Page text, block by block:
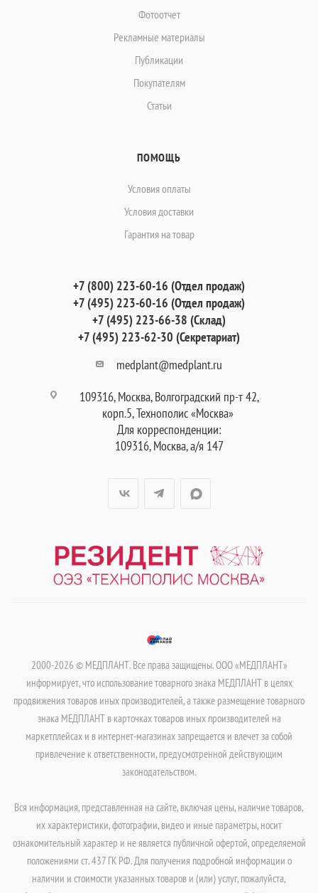
Фотоотчет
Рекламные материалы
Публикации
Покупателям
Статьи
ПОМОЩЬ
Условия оплаты
Условия доставки
Гарантия на товар
+7 (800) 223-60-16 (Отдел продаж)
+7 (495) 223-60-16 (Отдел продаж)
+7 (495) 223-66-38 (Склад)
+7 (495) 223-62-30 (Секретариат)
medplant@medplant.ru
109316, Москва, Волгоградский пр-т 42,
корп.5, Технополис «Москва»
Для корреспонденции:
109316, Москва, а/я 147
2000-2026 © МЕДПЛАНТ. Все права защищены. ООО «МЕДПЛАНТ»
информирует, что использование товарного знака МЕДПЛАНТ в целях
продвижения товаров иных производителей, а также размещение товарного
знака МЕДПЛАНТ в карточках товаров иных производителей на
маркетплейсах и в интернет-магазинах запрещается и влечет за собой
привлечение к ответственности, предусмотренной действующим
законодательством.
Вся информация, представленная на сайте, включая цены, наличие товаров,
их характеристики, фотографии, видео и иные параметры, носит
ознакомительный характер и не является публичной офертой, определяемой
положениями ст. 437 ГК РФ. Для получения подробной информации о
наличии и стоимости указанных товаров и (или) услуг, пожалуйста,